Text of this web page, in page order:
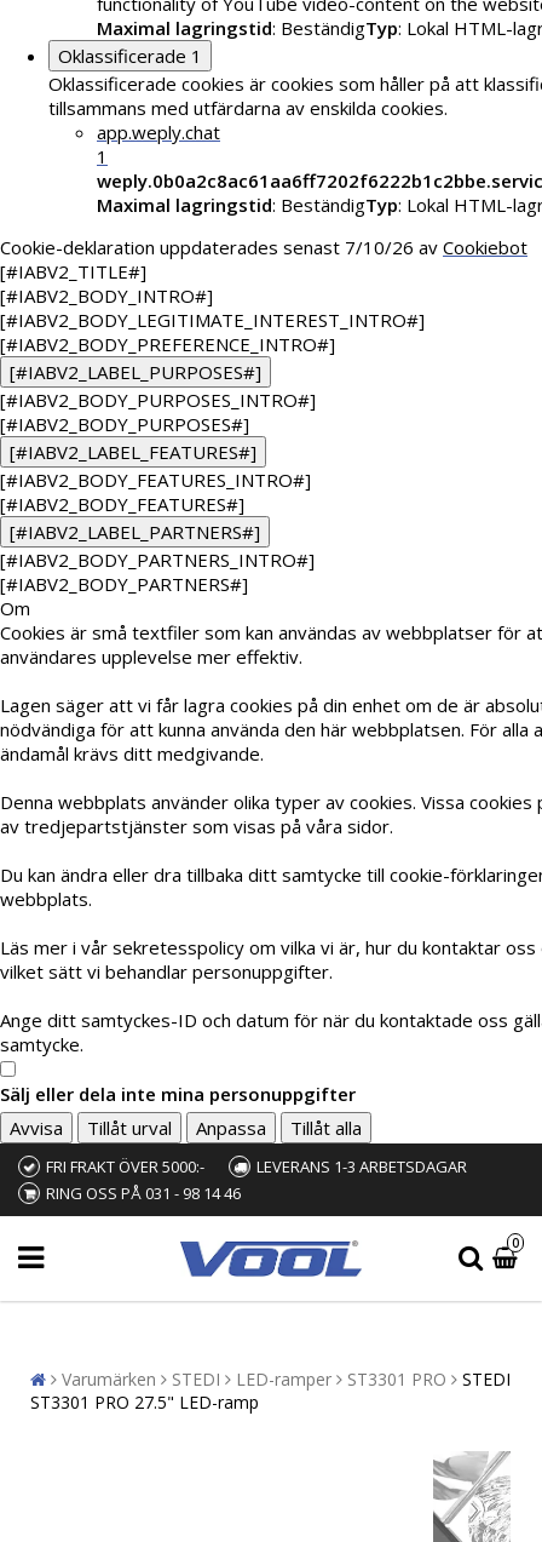
Maximal lagringstid: BeständigTyp: Lokal HTML-
Oklassificerade 1
Oklassificerade cookies är cookies som håller på att
tillsammans med utfärdarna av enskilda cookies.
app.weply.chat
1
Maximal lagringstid: BeständigTyp: Lokal HTML-
Cookie-deklaration uppdaterades senast 7/10/26 av Cookiebot
[#IABV2_TITLE#]
[#IABV2_BODY_INTRO#]
[#IABV2_BODY_LEGITIMATE_INTEREST_INTRO#]
[#IABV2_BODY_PREFERENCE_INTRO#]
[#IABV2_LABEL_PURPOSES#]
[#IABV2_BODY_PURPOSES_INTRO#]
[#IABV2_BODY_PURPOSES#]
[#IABV2_LABEL_FEATURES#]
[#IABV2_BODY_FEATURES_INTRO#]
[#IABV2_BODY_FEATURES#]
[#IABV2_LABEL_PARTNERS#]
[#IABV2_BODY_PARTNERS_INTRO#]
[#IABV2_BODY_PARTNERS#]
Om
Cookies är små textfiler som kan användas av webbplatser för
användares upplevelse mer effektiv.
Lagen säger att vi får lagra cookies på din enhet om de är
nödvändiga för att kunna använda den här webbplatsen. För alla
ändamål krävs ditt medgivande.
Denna webbplats använder olika typer av cookies. Vissa cookies
av tredjepartstjänster som visas på våra sidor.
Du kan ändra eller dra tillbaka ditt samtycke till cookie-
webbplats.
Läs mer i vår sekretesspolicy om vilka vi är, hur du kontaktar oss
vilket sätt vi behandlar personuppgifter.
Ange ditt samtyckes-ID och datum för när du kontaktade oss
samtycke.
Sälj eller dela inte mina personuppgifter
Avvisa
Tillåt urval Anpassa Tillåt alla
FRI FRAKT ÖVER 5000:-
LEVERANS 1-3 ARBETSDAGAR
RING OSS PÅ 031 - 98 14 46
0
Varumärken STEDI LED-ramper ST3301 PRO
STEDI
ST3301 PRO 27.5" LED-ramp